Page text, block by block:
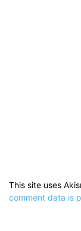
This site uses
comment data is